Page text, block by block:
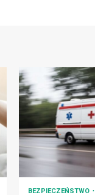
BEZPIECZEŃSTWO